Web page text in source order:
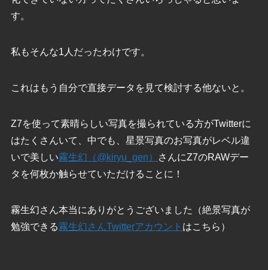
す。
私もそんな1人だったわけです。
これはもう自分で直接データを見て検討する他ないと。
Z7を使って素晴らしい写真を撮られている方がTwitterに
はたくさんいて、中でも、星景写真のお写真がレベル違
いで美しい霧生幻（@kiryu_gen）
さんにZ7のRAWデー
タを何枚か触らせていただけることに！
霧生幻さん本当にありがとうございました（絶景写真が
勉強できる霧生幻さんTwitterアカウント はこちら）